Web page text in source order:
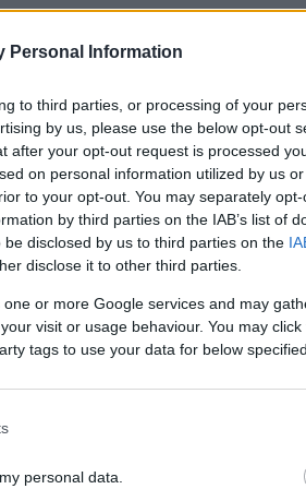
Personal Information
to third parties, or processing of your
by us, please use the below opt-out
after your opt-out request is processed
on personal information utilized by us
to your opt-out. You may separately
by third parties on the IAB’s list of
disclosed by us to third parties on the
disclose it to other third parties.
or more Google services and may
visit or usage behaviour. You may
tags to use your data for below
personal data.
για τα έργα είναι
Αιγαίου (Μαλιακός-
συμφωνητικά που έχουν
ψήφο εμπιστοσύνης
και δήλωσε ιδιαίτερα ικανοποιημένος για